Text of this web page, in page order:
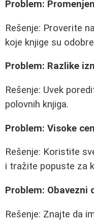
Problem:
Rešenje: Proverite
koje knjige su
Problem: Razlike
Rešenje: Uvek
polovnih knjiga.
Problem: Visoke
Rešenje: Koristite
i tražite popuste za
Problem:
Rešenje: Znajte da